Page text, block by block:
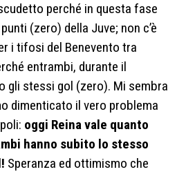
perché in questa fase
(zero) della Juve; non c’è
i tifosi del Benevento tra
entrambi, durante il
gli stessi gol (zero). Mi sembra
dimenticato il vero problema
oggi Reina vale quanto
hanno subito lo stesso
Speranza ed ottimismo che